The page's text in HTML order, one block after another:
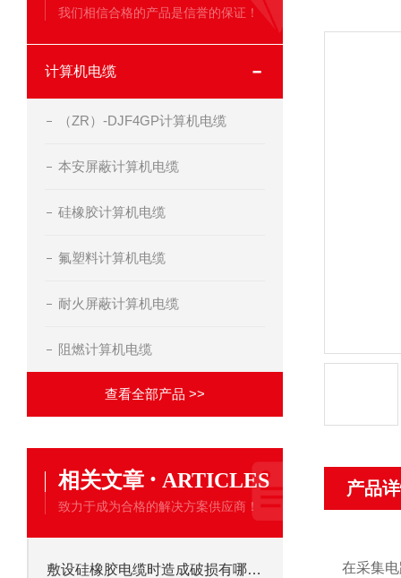
我们相信合格的产品是信誉的保证！
计算机电缆
（ZR）-DJF4GP计算机电缆
本安屏蔽计算机电缆
硅橡胶计算机电缆
氟塑料计算机电缆
耐火屏蔽计算机电缆
阻燃计算机电缆
查看全部产品 >>
相关文章 · ARTICLES
致力于成为合格的解决方案供应商！
敷设硅橡胶电缆时造成破损有哪些因素？
产品
在采集